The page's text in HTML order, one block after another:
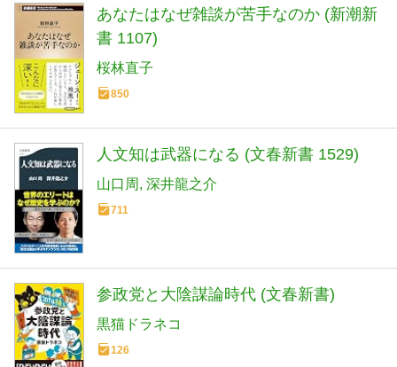
あなたはなぜ雑談が苦手なのか (新潮新
書 1107)
桜林直子
850
人文知は武器になる (文春新書 1529)
山口周 深井龍之介
711
参政党と大陰謀論時代 (文春新書)
黒猫ドラネコ
126